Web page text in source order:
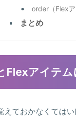
order（Flexア
まとめ
Flexアイテム
ておかなくては